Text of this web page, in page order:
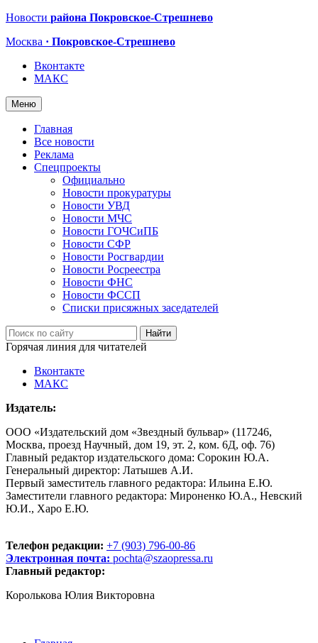
Новости района Покровское-Стрешнево
Москва · Покровское-Стрешнево
Вконтакте
МАКС
Меню
Главная
Все новости
Реклама
Спецпроекты
Официально
Новости прокуратуры
Новости УВД
Новости МЧС
Новости ГОЧСиПБ
Новости СФР
Новости Росгвардии
Новости Росреестра
Новости ФНС
Новости ФССП
Списки присяжных заседателей
Горячая линия для читателей
Вконтакте
МАКС
Издатель:
ООО «Издательский дом «Звездный бульвар» (117246,
Москва, проезд Научный, дом 19, эт. 2, ком. 6Д, оф. 76)
Главный редактор издательского дома: Сорокин Ю.А.
Генеральный директор: Латышев А.И.
Первый заместитель главного редактора: Ильина Е.Ю.
Заместители главного редактора: Мироненко Ю.А., Невский
Ю.И., Харо Е.Ю.
Телефон редакции: +7 (903) 796-00-86
Электронная почта: pochta@szaopressa.ru
Главный редактор:
Королькова Юлия Викторовна